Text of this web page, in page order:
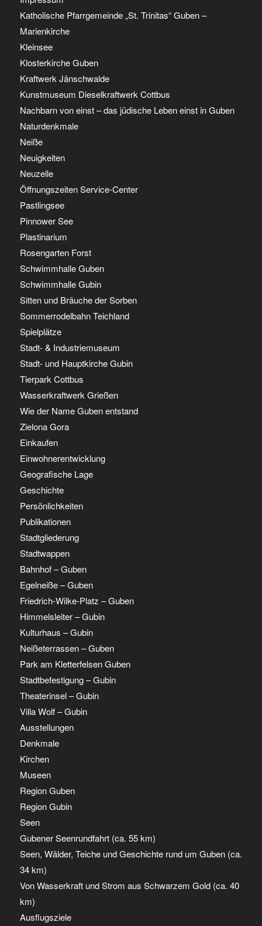
Katholische Pfarrgemeinde „St. Trinitas“ Guben –
Marienkirche
Kleinsee
Klosterkirche Guben
Kraftwerk Jänschwalde
Kunstmuseum Dieselkraftwerk Cottbus
Nachbarn von einst – das jüdische Leben einst in Guben
Naturdenkmale
Neiße
Neuigkeiten
Neuzelle
Öffnungszeiten Service-Center
Pastlingsee
Pinnower See
Plastinarium
Rosengarten Forst
Schwimmhalle Guben
Schwimmhalle Gubin
Sitten und Bräuche der Sorben
Sommerrodelbahn Teichland
Spielplätze
Stadt- & Industriemuseum
Stadt- und Hauptkirche Gubin
Tierpark Cottbus
Wasserkraftwerk Grießen
Wie der Name Guben entstand
Zielona Gora
Einkaufen
Einwohnerentwicklung
Geografische Lage
Geschichte
Persönlichkeiten
Publikationen
Stadtgliederung
Stadtwappen
Bahnhof – Guben
Egelneiße – Guben
Friedrich-Wilke-Platz – Guben
Himmelsleiter – Gubin
Kulturhaus – Gubin
Neißeterrassen – Guben
Park am Kletterfelsen Guben
Stadtbefestigung – Gubin
Theaterinsel – Gubin
Villa Wolf – Gubin
Ausstellungen
Denkmale
Kirchen
Museen
Region Guben
Region Gubin
Seen
Gubener Seenrundfahrt (ca. 55 km)
Seen, Wälder, Teiche und Geschichte rund um Guben (ca.
34 km)
Von Wasserkraft und Strom aus Schwarzem Gold (ca. 40
km)
Ausflugsziele